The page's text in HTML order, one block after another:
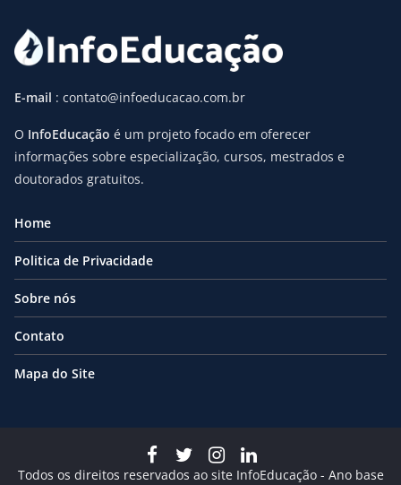
E-mail : contato@infoeducacao.com.br
O InfoEducação é um projeto focado em oferecer
informações sobre especialização, cursos, mestrados e
doutorados gratuitos.
Home
Politica de Privacidade
Sobre nós
Contato
Mapa do Site
Todos os direitos reservados ao site InfoEducação - Ano base